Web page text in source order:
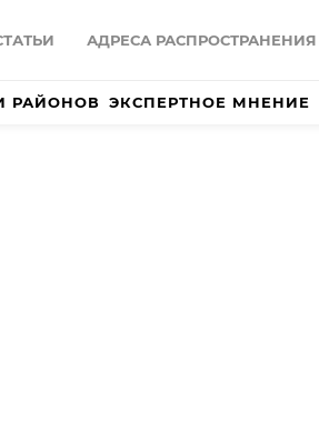
АДРЕСА РАСПРОСТРАНЕНИЯ
РАЙОНОВ ЭКСПЕРТНОЕ МНЕНИЕ